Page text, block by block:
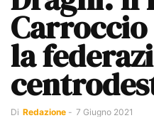
la
Di Redazione - 7 Giugno 2021